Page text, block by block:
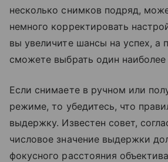
несколько снимков подряд,
немного корректировать
вы увеличите шансы на успех, а
сможете выбрать один
Если снимаете в ручном или
режиме, то убедитесь, что
выдержку. Известен совет,
числовое значение выдержки
фокусного расстояния